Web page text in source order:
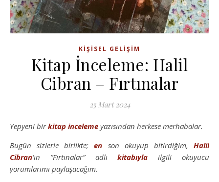
KIŞISEL GELIŞIM
Kitap İnceleme: Halil
Cibran – Fırtınalar
25 Mart 2024
Yepyeni birkitap inceleme yazısından herkese merhabalar.
Bugün sizlerle birlikte;en son okuyup bitirdiğim,Halil
Cibran‘ın ”Fırtınalar” adlıkitabıyla ilgili okuyucu
yorumlarımı paylaşacağım.